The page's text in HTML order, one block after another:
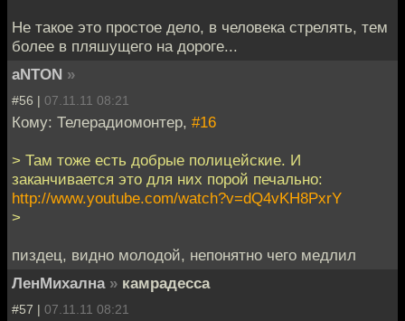
Не такое это простое дело, в человека стрелять, тем
более в пляшущего на дороге...
aNTON »
#56 | 07.11.11 08:21
Кому: Телерадиомонтер, #16
> Там тоже есть добрые полицейские. И
заканчивается это для них порой печально:
http://www.youtube.com/watch?v=dQ4vKH8PxrY
>
пиздец, видно молодой, непонятно чего медлил
ЛенМихална » камрадесса
#57 | 07.11.11 08:21